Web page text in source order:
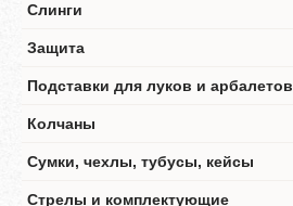
Слинги
Защита
Подставки для луков и арбалетов
Колчаны
Сумки, чехлы, тубусы, кейсы
Стрелы и комплектующие